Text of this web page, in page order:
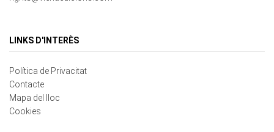
Contacte
Mapa del lloc
Cookies